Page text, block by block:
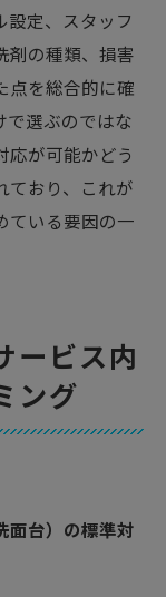
設定、スタッフ
剤の種類、損害
点を総合的に確
で選ぶのではな
応が可能かどう
ており、これが
ている要因の一
ービス内
ング
面台）の標準対